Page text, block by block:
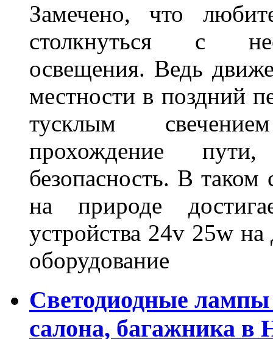
Замечено, что
столкнуться с
освещения. Ведь
местности в поздний
тусклым
прохождение
безопасность. В
на природе
устройства 24v 25w
оборудование
Светодиодные лампы
салона, багажника в